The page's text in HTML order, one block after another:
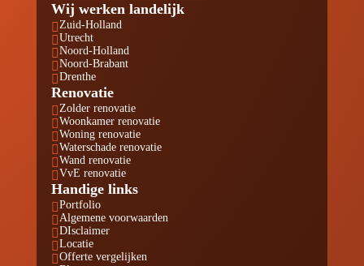
Wij werken landelijk
Zuid-Holland
Utrecht
Noord-Holland
Noord-Brabant
Drenthe
Renovatie
 Zolder renovatie
 Woonkamer renovatie
 Woning renovatie
 Waterschade renovatie
 Wand renovatie
 VvE renovatie
Handige links
 Portfolio
 Algemene voorwaarden
 DIsclaimer
 Locatie
 Offerte vergelijken